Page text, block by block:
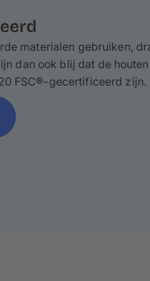
materialen gebruiken,
dan ook blij dat de
FSC®-gecertificeerd zijn.